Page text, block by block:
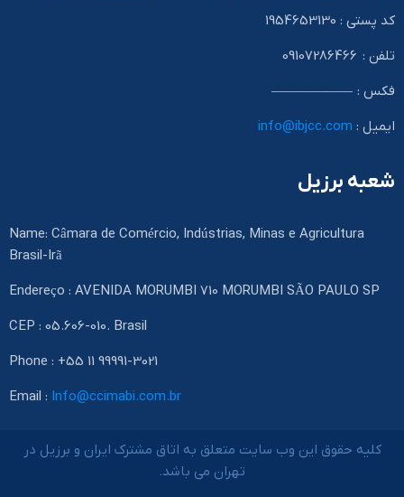
کد پستی : 1954653130
تلفن : 09107286466
فکس : ——————
ایمیل : info@ibjcc.com
شعبه برزیل
Name: Câmara de Comércio, Indústrias, Minas e Agricultura
Brasil-Irã
Endereço : AVENIDA MORUMBI 710 MORUMBI SÃO PAULO SP
CEP : 05.606-010. Brasil
Phone : +55 11 99991-3021
Email : Info@ccimabi.com.br
کلیه حقوق این وب سایت متعلق به اتاق مشترک ایران و برزیل در
تهران می باشد.